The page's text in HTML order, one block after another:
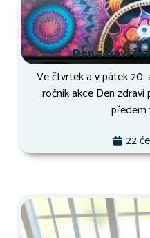
Den zdraví
Ve čtvrtek a v pátek 20.
ročník akce Den zdraví
předem
22